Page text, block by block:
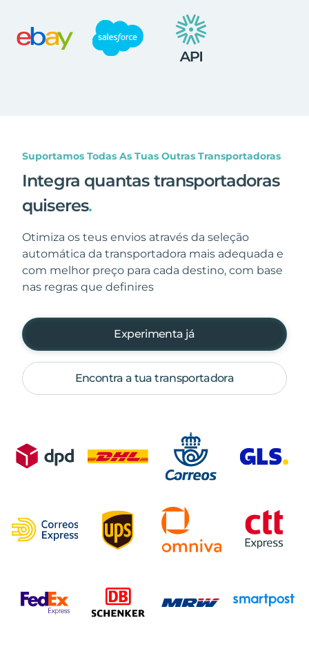
Suportamos Todas As Tuas Outras Transportadoras
Integra quantas transportadoras
quiseres.
Otimiza os teus envios através da seleção
automática da transportadora mais adequada e
com melhor preço para cada destino, com base
nas regras que definires
Experimenta já
Encontra a tua transportadora